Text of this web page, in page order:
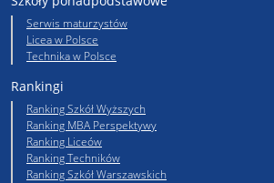
Serwis maturzystów
Licea w Polsce
Technika w Polsce
Rankingi
Ranking Szkół Wyższych
Ranking MBA Perspektywy
Ranking Liceów
Ranking Techników
Ranking Szkół Warszawskich